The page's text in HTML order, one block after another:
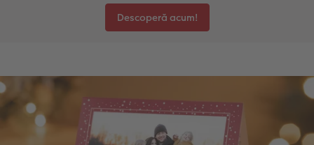
Descoperă acum!